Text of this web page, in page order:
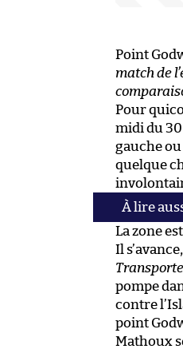
Point
match de
Pour
midi du 30
gauche
quelque
La zone
Il
pompe
contre
point
Mathoux